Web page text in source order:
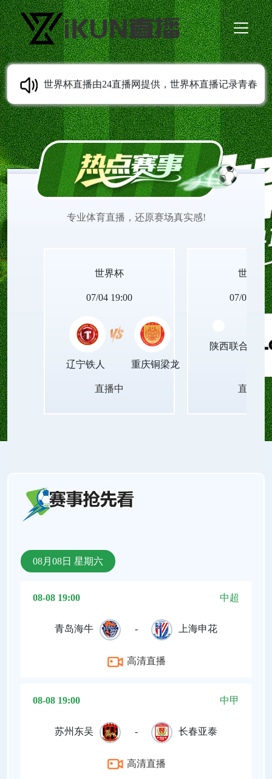
世界杯直播由24直播网提供，世界杯直播记录青春
成长轨迹，从校园到职场，世界杯直播观看陪伴每
一代人留住足球相关的美好回忆。世界杯在线直播
每一次观赛瞬间，都能被清晰珍藏，成为岁月里温
暖的印记！
专业体育直播，还原赛场真实感!
世界杯
07/04 19:00
辽宁铁人 重庆铜梁龙
直播中
世界杯
07/04
陕西联合月亮
直播中
08月08日 星期六
08-08 19:00 中超
青岛海牛 - 上海申花
高清直播
08-08 19:00 中甲
苏州东吴 - 长春亚泰
高清直播